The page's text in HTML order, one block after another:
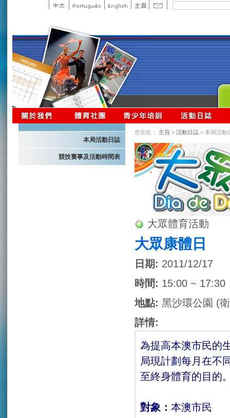
本局活動日誌
競技賽事及活動時間表
您在此： 主頁 > 活動日誌 > 本局活動
大眾體育活動
大眾康體日
日期: 2011/12/17
時間: 15:00 ~ 17:30
地點: 黑沙環公園 (
詳情:
為提高本澳市民的
局現計劃每月在不
至終身體育的目的
對象： 本澳市民